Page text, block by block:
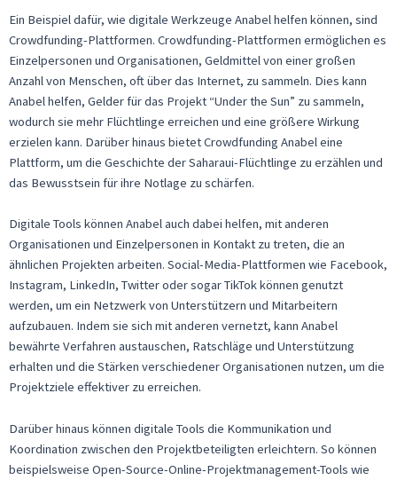
Ein Beispiel dafür, wie digitale Werkzeuge Anabel helfen können, sind
Crowdfunding-Plattformen. Crowdfunding-Plattformen ermöglichen es
Einzelpersonen und Organisationen, Geldmittel von einer großen
Anzahl von Menschen, oft über das Internet, zu sammeln. Dies kann
Anabel helfen, Gelder für das Projekt “Under the Sun” zu sammeln,
wodurch sie mehr Flüchtlinge erreichen und eine größere Wirkung
erzielen kann. Darüber hinaus bietet Crowdfunding Anabel eine
Plattform, um die Geschichte der Saharaui-Flüchtlinge zu erzählen und
das Bewusstsein für ihre Notlage zu schärfen.
Digitale Tools können Anabel auch dabei helfen, mit anderen
Organisationen und Einzelpersonen in Kontakt zu treten, die an
ähnlichen Projekten arbeiten. Social-Media-Plattformen wie Facebook,
Instagram, LinkedIn, Twitter oder sogar TikTok können genutzt
werden, um ein Netzwerk von Unterstützern und Mitarbeitern
aufzubauen. Indem sie sich mit anderen vernetzt, kann Anabel
bewährte Verfahren austauschen, Ratschläge und Unterstützung
erhalten und die Stärken verschiedener Organisationen nutzen, um die
Projektziele effektiver zu erreichen.
Darüber hinaus können digitale Tools die Kommunikation und
Koordination zwischen den Projektbeteiligten erleichtern. So können
beispielsweise Open-Source-Online-Projektmanagement-Tools wie